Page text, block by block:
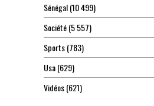
Sénégal(10 499)
Société(5 557)
Sports(783)
Usa(629)
Vidéos(621)